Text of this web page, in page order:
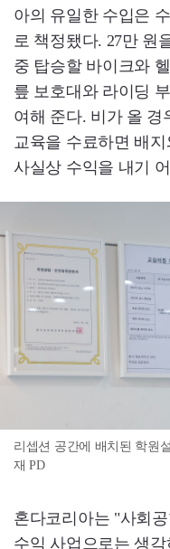
아의 유일한 수입은
로 책정됐다. 27만 원
중 탑승할 바이크와
릎 보호대와 라이딩
여해 준다. 비가 올 경
교육을 수료하면 배
사실상 수익을 내기
리셉션 공간에 배치된 학원
재 PD
혼다코리아는 "사회
수익 사업으로는 생